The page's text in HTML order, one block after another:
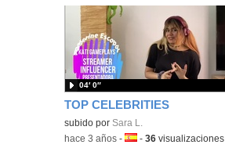
TOP CELEBRITIES
Contenido educativo.
subido por Sara L.
04′ 0″
-hace 3 años -Idioma:
-36 visualizaciones